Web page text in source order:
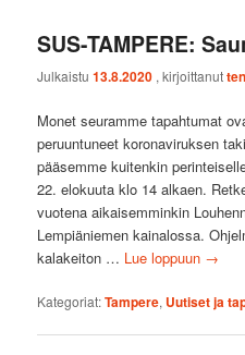
SUS-TAMPERE:
Julkaistu13.8.2020 , kirjoittanut
Monet seuramme tapahtumat
peruuntuneet koronaviruksen
pääsemme kuitenkin
22. elokuuta klo 14 alkaen.
vuotena aikaisemminkin
Lempiäniemen kainalossa.
kalakeiton … Lue loppuun →
Kategoriat:Tampere, Uutiset ja